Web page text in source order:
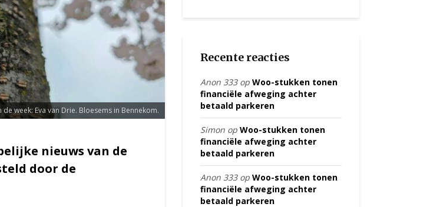
de week: Eva van Drie. Bloesems in Bennekom.
nieuws van de
door de
Recente reacties
Anon 333op Woo-stukken tonen
financiële afweging achter
betaald parkeren
Simon op Woo-stukken tonen
financiële afweging achter
betaald parkeren
Anon 333op Woo-stukken tonen
financiële afweging achter
betaald parkeren